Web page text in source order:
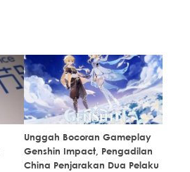
Unggah Bocoran Gameplay
Genshin Impact, Pengadilan
China Penjarakan Dua Pelaku